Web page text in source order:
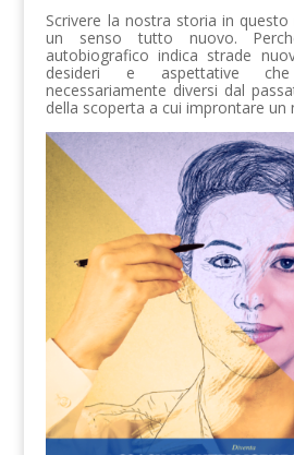
Scrivere la nostra storia in
un senso tutto nuovo.
autobiografico indica strade
desideri e aspettative
necessariamente diversi dal
della scoperta a cui improntare un